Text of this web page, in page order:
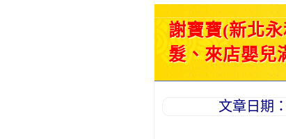
謝寶寶(新北
髮、來店嬰兒
文章日期